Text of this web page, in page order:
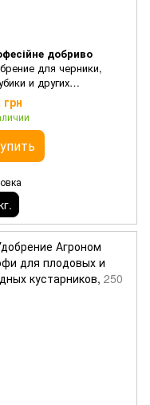
добриво
для черники,
и других
растений
грн